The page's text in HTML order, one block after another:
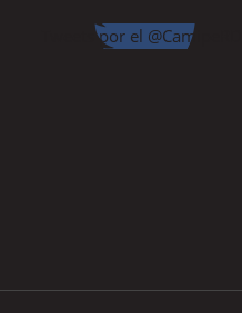
Tweets por el @CamipeRD.